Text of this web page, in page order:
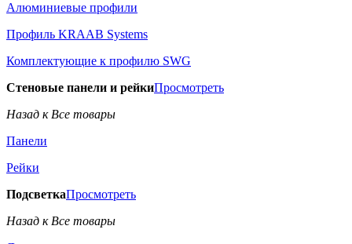
Алюминиевые профили
Профиль KRAAB Systems
Комплектующие к профилю SWG
Стеновые панели и рейкиПросмотреть
Назад к Все товары
Панели
Рейки
ПодсветкаПросмотреть
Назад к Все товары